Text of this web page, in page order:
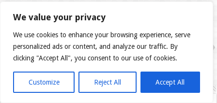
We value your privacy
We use cookies to enhance your browsing experience, serve
personalized ads or content, and analyze our traffic. By
clicking "Accept All", you consent to our use of cookies.
Customize Reject All Accept All
3 najczęstsze błędy przy
przekazywaniu wiary dzieciom (i
Następny
Sacramentum Caritatis:
Zapomniany skarb, który może
przemienić twoje życie i
Vera catholica fides